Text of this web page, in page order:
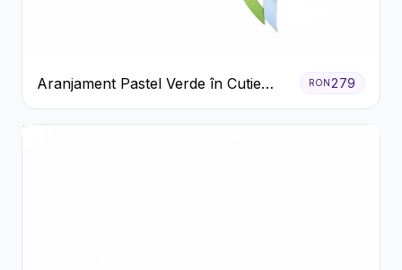
Aranjament Pastel Verde în Cutie
Galben Pal
RON279